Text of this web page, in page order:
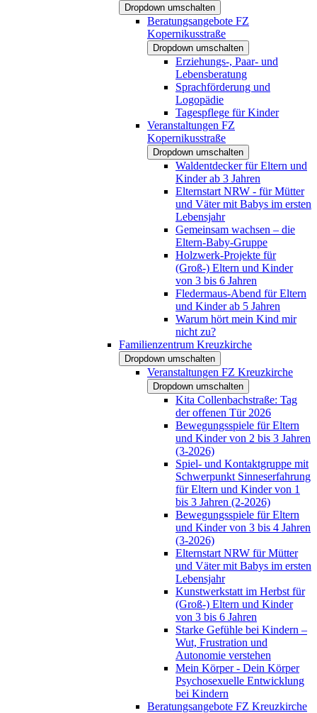
Dropdown umschalten
Beratungsangebote FZ
Kopernikusstraße
Dropdown umschalten
Erziehungs-, Paar- und
Lebensberatung
Sprachförderung und
Logopädie
Tagespflege für Kinder
Veranstaltungen FZ
Kopernikusstraße
Dropdown umschalten
Waldentdecker für Eltern und
Kinder ab 3 Jahren
Elternstart NRW - für Mütter
und Väter mit Babys im ersten
Lebensjahr
Gemeinsam wachsen – die
Eltern-Baby-Gruppe
Holzwerk-Projekte für
(Groß-) Eltern und Kinder
von 3 bis 6 Jahren
Fledermaus-Abend für Eltern
und Kinder ab 5 Jahren
Warum hört mein Kind mir
nicht zu?
Familienzentrum Kreuzkirche
Dropdown umschalten
Veranstaltungen FZ Kreuzkirche
Dropdown umschalten
Kita Collenbachstraße: Tag
der offenen Tür 2026
Bewegungsspiele für Eltern
und Kinder von 2 bis 3 Jahren
(3-2026)
Spiel- und Kontaktgruppe mit
Schwerpunkt Sinneserfahrung
für Eltern und Kinder von 1
bis 3 Jahren (2-2026)
Bewegungsspiele für Eltern
und Kinder von 3 bis 4 Jahren
(3-2026)
Elternstart NRW für Mütter
und Väter mit Babys im ersten
Lebensjahr
Kunstwerkstatt im Herbst für
(Groß-) Eltern und Kinder
von 3 bis 6 Jahren
Starke Gefühle bei Kindern –
Wut, Frustration und
Autonomie verstehen
Mein Körper - Dein Körper
Psychosexuelle Entwicklung
bei Kindern
Beratungsangebote FZ Kreuzkirche